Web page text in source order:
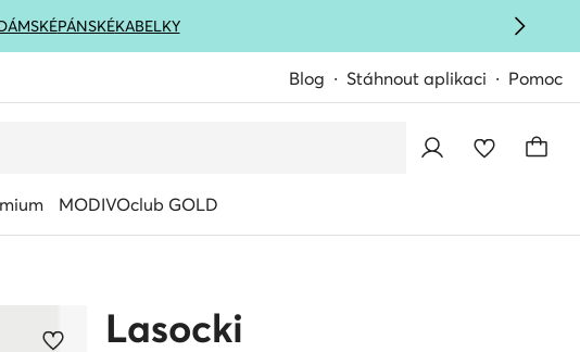
PÁNSKÉKABELKY
Blog Stáhnout aplikaci Pomoc
MODIVOclub GOLD
Lasocki